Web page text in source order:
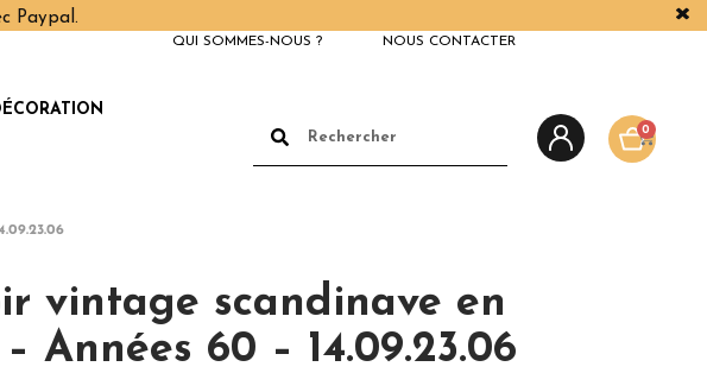
Paypal.
QUI SOMMES-NOUS ? NOUS CONTACTER
0
vintage scandinave en
Années 60 – 14.09.23.06